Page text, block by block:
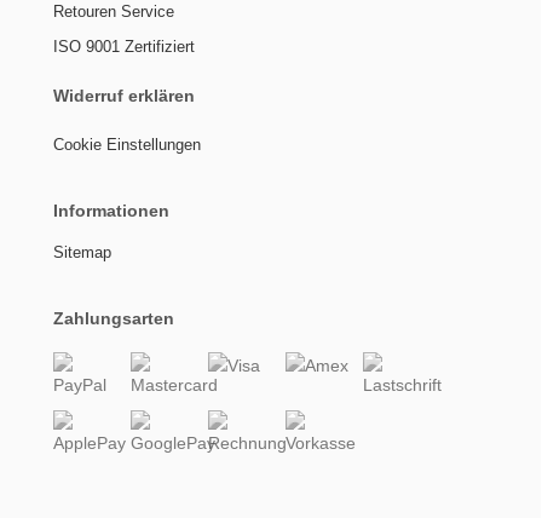
Retouren Service
ISO 9001 Zertifiziert
Widerruf erklären
Cookie Einstellungen
Informationen
Sitemap
Zahlungsarten